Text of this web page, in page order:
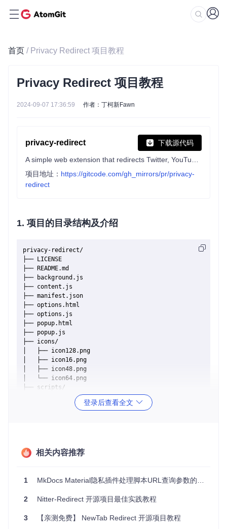
首页 / Privacy Redirect 项目教程
Privacy Redirect 项目教程
2024-09-07 17:36:59 作者：丁柯新Fawn
privacy-redirect 下载源代码
项目地址： https://gitcode.com/gh_mirrors/pr/privacy-
redirect
1. 项目的目录结构及介绍
privacy-redirect/
├── LICENSE
├── README.md
├── background.js
├── content.js
├── manifest.json
├── options.html
├── options.js
├── popup.html
├── popup.js
├── icons/
│   ├── icon128.png
│   ├── icon16.png
│   ├── icon48.png
│   └── icon64.png
├── scripts/
│   ├── build.js
│   ├── test.js
目录结构介绍
LICENSE: 项目的开源许可证文件，采用 GPL-3.0 许可
README.md : 项目的介绍文档，包含项目的基本信息和使
background.js: 扩展的后台脚本，处理扩展的主要逻辑。
manifest.json: 扩展的配置文件，定义扩展的基本信息、
登录后查看全文
相关内容推荐
1 MkDocs Material隐私插件处理脚本URL查询参数的技术解析
2 Nitter-Redirect 开源项目最佳实践教程
3 【亲测免费】 NewTab Redirect 开源项目教程